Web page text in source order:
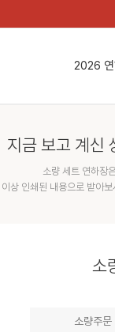
2026
지금 보고 계신
소량 세트 연하장
상 인쇄된 내용으로 받아
소
소량주문